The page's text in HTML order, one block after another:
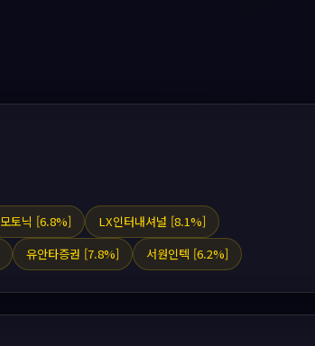
모토닉 [6.8%]
LX인터내셔널 [8.1%]
유안타증권 [7.8%] 서원인텍 [6.2%]